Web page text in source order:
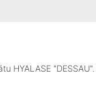
HYALASE "DESSAU".